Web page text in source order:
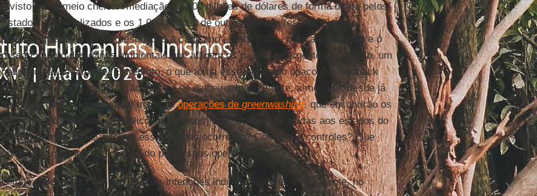
é visto como meio cheio. A mediação de 300 bilhões de dólares de forma direta pelos
Estados industrializados e os 1.000 bilhões de outra natureza (essencialmente
privada) que terão de ser destinados a cada ano - e até 2035 - para a contenção e o
ressarcimento dos danos ambientais que afligem os países emergentes é, de fato, um
pequeno passo à frente. Entretanto, o que torna esse resultado opaco é o feedback
operacional dessa mobilização maciça de dinheiro. Infelizmente, a meu ver, desde já
devemos temer numerosas e maciçasoperações de greenwashing,que encobrirão os
desempenhos negativos (públicos e privados) com hipotéticas ajudas aos estados do
Sul do mundo. De que forma essas ajudas ocorrerão? Com quais controles? Que
nível de segurança será garantido para essas operações?
O todo parece ser confiado às boas intenções individuais. Mas, infelizmente, no